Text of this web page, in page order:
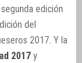
edición
del
2017. Y la
2017 y